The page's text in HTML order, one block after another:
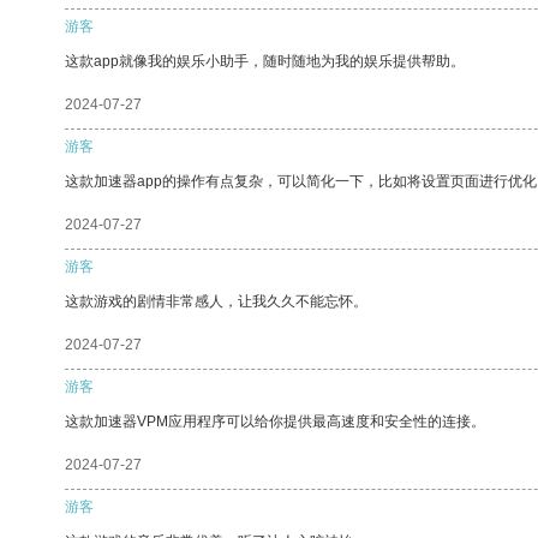
游客
这款app就像我的娱乐小助手，随时随地为我的娱乐提供帮助。
2024-07-27
游客
这款加速器app的操作有点复杂，可以简化一下，比如将设置页面进行优
2024-07-27
游客
这款游戏的剧情非常感人，让我久久不能忘怀。
2024-07-27
游客
这款加速器VPM应用程序可以给你提供最高速度和安全性的连接。
2024-07-27
游客